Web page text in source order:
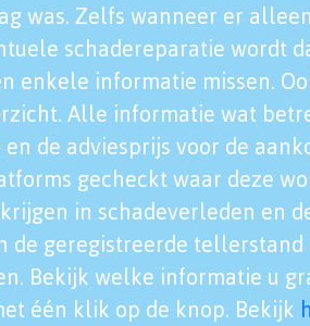
was. Zelfs wanneer er
schadereparatie wordt
enkele informatie missen.
Alle informatie wat
de adviesprijs voor de
gecheckt waar deze
in schadeverleden en
de geregistreerde tellerstand
Bekijk welke informatie u
één klik op de knop. Bekijk